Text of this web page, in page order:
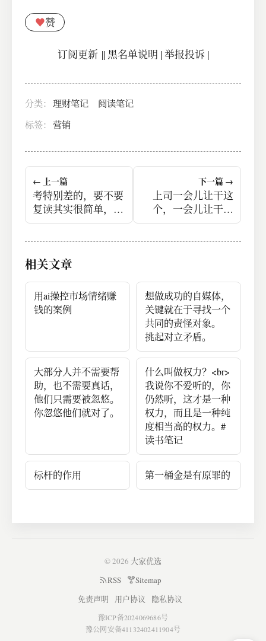
♥赞
订阅更新||黑名单说明 |举报投诉 |
分类： 理财笔记
阅读笔记
标签： 营销
← 上一篇
考特别差的，要不要
复读其实很简单，就
两个指标。
下一篇 →
上司一会儿让干这
个，一会儿让干那
个，但你说自己干的
度。<br>1、我做这
件事对公司有什么功
劳？<br>2、我做这
件事对上司有什么人
情？<br>3、我做这
件事对自己有什么可
复用的地方？
相关文章
用ai操控市场情绪赚
钱的案例
想做成功的自媒体，
关键就在于寻找一个
共同的责怪对象。
挑起对立矛盾。
大部分人并不需要帮
助，也不需要真话，
他们只需要被忽悠。
你忽悠他们就对了。
什么叫做权力？<br>
我说你不爱听的，你
仍然听，这才是一种
权力，而且是一种纯
度相当高的权力。#
读书笔记
标杆的作用 第一桶金是有原罪的
© 2026 大家优选
RSS
Sitemap
免责声明
用户协议 隐私协议
豫ICP备2024069686号
豫公网安备41132402411904号